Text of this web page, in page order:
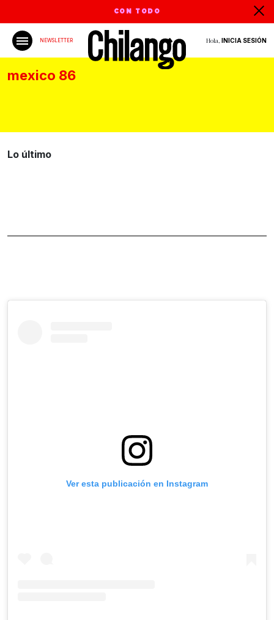
CON TODO
NEWSLETTER Hola, INICIA SESIÓN
mexico 86
Lo último
Ver esta publicación en Instagram